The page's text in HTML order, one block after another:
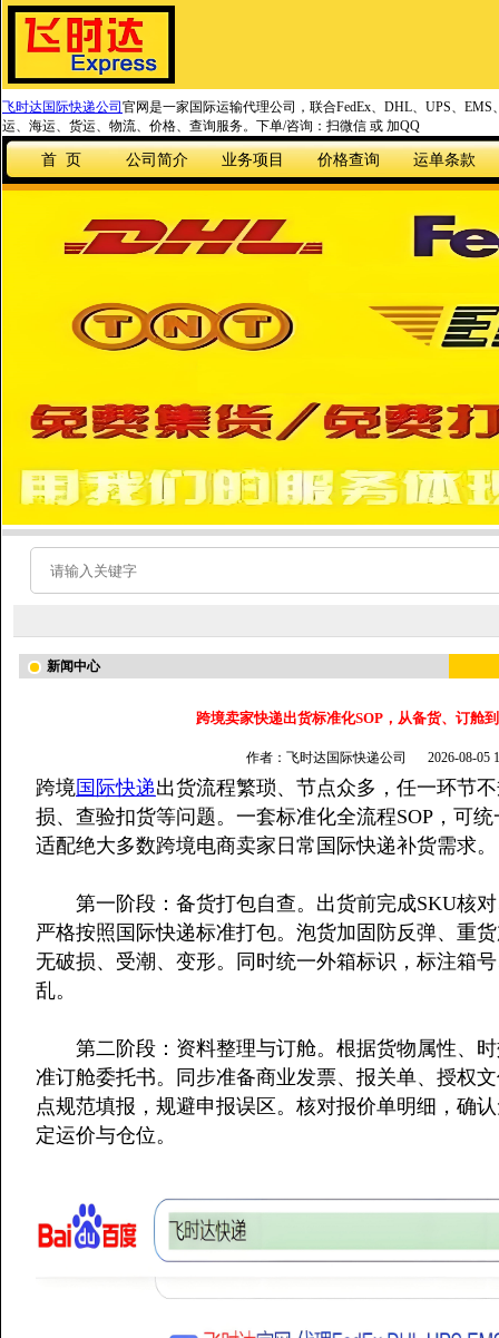
飞时达国际快递公司 官网是一家国际运输代理公司，联合FedEx、DHL、UPS、
运、海运、货运、物流、价格、查询服务。下单/咨询：扫微信 或 加QQ
首 页 公司简介 业务项目 价格查询 运单条款
新闻中心
跨境卖家快递出货标准化SOP，从备货、订舱
作者：飞时达国际快递公司 2026-08-05
跨境国际快递出货流程繁琐、节点众多，任一环节
损、查验扣货等问题。一套标准化全流程SOP，可
适配绝大多数跨境电商卖家日常国际快递补货需求。
第一阶段：备货打包自查。出货前完成SKU核对
严格按照国际快递标准打包。泡货加固防反弹、重
无破损、受潮、变形。同时统一外箱标识，标注箱
乱。
第二阶段：资料整理与订舱。根据货物属性、时
准订舱委托书。同步准备商业发票、报关单、授权
点规范填报，规避申报误区。核对报价单明细，确
定运价与仓位。